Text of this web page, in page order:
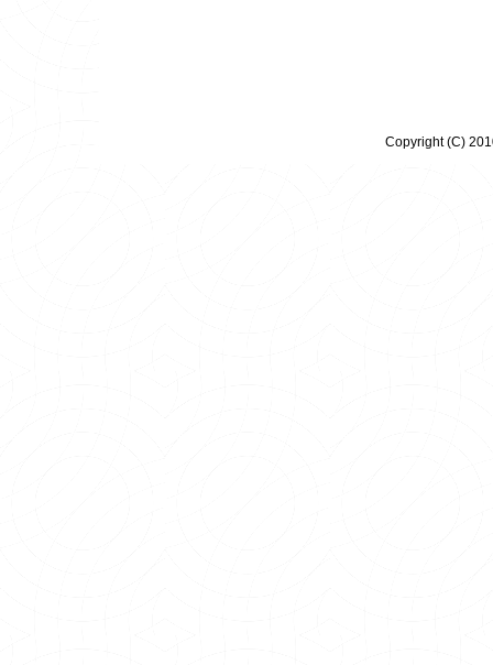
Copyright (C)